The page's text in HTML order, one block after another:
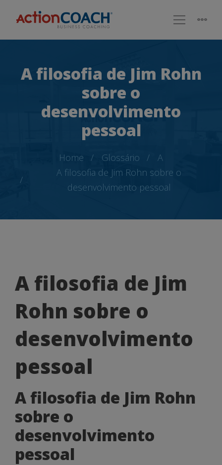
A filosofia de Jim Rohn
sobre o
desenvolvimento
pessoal
Home Glossário
A
A filosofia de Jim Rohn sobre o
desenvolvimento pessoal
A
filosofia
de
Jim
Rohn
sobre
o
desenvolvimento
pessoal
A filosofia de Jim
Rohn sobre o
desenvolvimento
pessoal
A filosofia de Jim Rohn
sobre o
desenvolvimento
pessoal